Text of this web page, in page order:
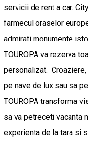
servicii de rent a car.
farmecul oraselor
admirati monumente
TOUROPA va rezerva
personalizat.
pe nave de lux sau sa
TOUROPA transforma
sa va petreceti vacanta
experienta de la tara si